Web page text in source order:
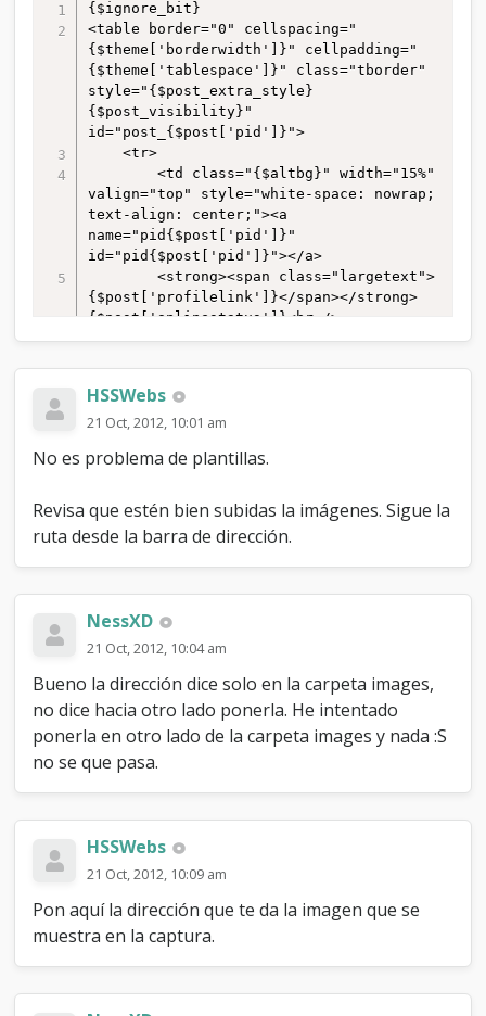
			</td>
		</tr>
		<tr>
			<td class="trow1
{$unapproved_shade}">
				<table cellspacing="0"
cellpadding="0" border="0" style="width:
100%;">
					<tr>
						<td
class="post_avatar" width="1" style="
{$post['avatar_padding']}">
							{$post['useravatar']}
						</td>
							<strong>
<span class="largetext">
{$post['onlinestatus']}<br />
							<span
class="smalltext">
<br />
								{$post['userstars']}
						</td>
						<td
width="165">
							{$post['user_details']}
{$post['nivel_actividad']}
						</td>
					</tr>
				</table>
		<tr>
post_content {$unapproved_shade}">
				<span class="smalltext">
<strong>{$post['icon']}
{$post['subject']}
{$post['subject_extra']}</strong></span>
{$ignore_bit}
<table border="0" cellspacing="
{$theme['borderwidth']}" cellpadding="
{$theme['tablespace']}" class="tborder"
style="{$post_extra_style}
{$post_visibility}"
id="post_{$post['pid']}">
valign="top" style="white-space: nowrap;
text-align: center;"><a
name="pid{$post['pid']}"
id="pid{$post['pid']}"></a>
{$post['profilelink']}</span></strong>
{$post['onlinestatus']}<br />
		<span class="smalltext">
			{$post['groupimage']}
			{$post['useravatar']}<br />
{$post['nivel_actividad']}
	<td class="{$altbg}" valign="top">
		<table width="100%">
			<tr><td>{$post['posturl']}
{$post['subject_extra']}</strong></span>
			<br />
class="post_body">
				{$post['message']}
			</div>
			{$post['signature']}
			<div style="text-align:
				<div
id="edited_by_{$post['pid']}">
				{$post['iplogged']}
			</div>
</td>
HSSWebs
21 Oct, 2012, 10:01 am
No es problema de plantillas.
Revisa que estén bien subidas la imágenes. Sigue la
ruta desde la barra de dirección.
NessXD
21 Oct, 2012, 10:04 am
Bueno la dirección dice solo en la carpeta images,
no dice hacia otro lado ponerla. He intentado
ponerla en otro lado de la carpeta images y nada :S
no se que pasa.
HSSWebs
21 Oct, 2012, 10:09 am
Pon aquí la dirección que te da la imagen que se
muestra en la captura.